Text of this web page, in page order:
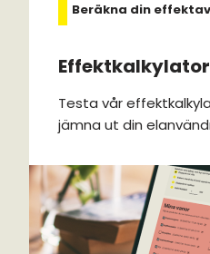
Beräkna din
Effektkalkylator
Testa vår
jämna ut din